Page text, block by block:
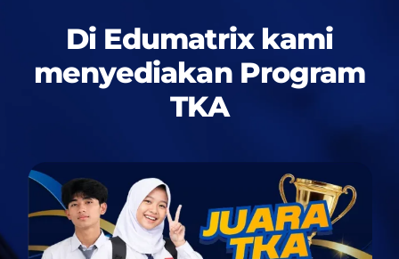
Di Edumatrix kami
menyediakan Program
TKA